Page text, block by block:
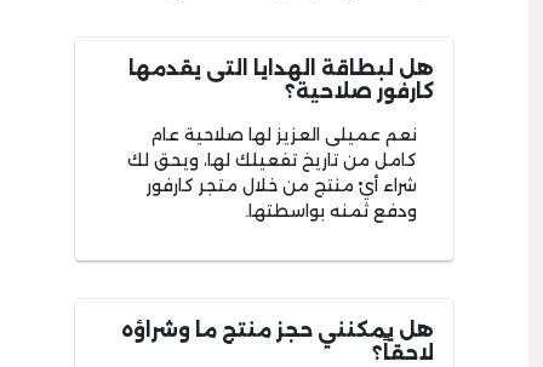
هل لبطاقة الهدايا التى يقدمها
كارفور صلاحية؟
نعم عميلى العزيز لها صلاحية عام
كامل من تاريخ تفعيلك لها، ويحق لك
شراء أيْ منتج من خلال متجر كارفور
ودفع ثمنه بواسطتها.
هل يمكنني حجز منتج ما وشراؤه
لاحقاً؟